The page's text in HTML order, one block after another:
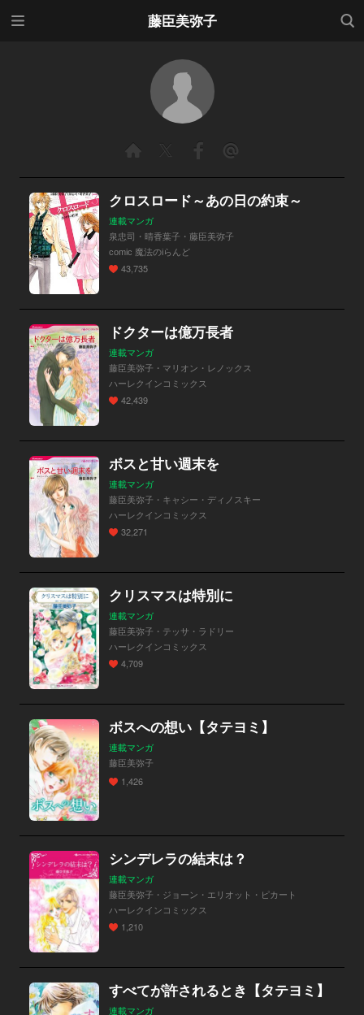
藤臣美弥子
検索
クロスロード～あの日の約束～
連載マンガ
泉忠司・晴香葉子・藤臣美弥子
comic 魔法のiらんど
43,735
ドクターは億万長者
連載マンガ
藤臣美弥子・マリオン・レノックス
ハーレクインコミックス
42,439
ボスと甘い週末を
連載マンガ
藤臣美弥子・キャシー・ディノスキー
ハーレクインコミックス
32,271
クリスマスは特別に
連載マンガ
藤臣美弥子・テッサ・ラドリー
ハーレクインコミックス
4,709
ボスへの想い【タテヨミ】
連載マンガ
藤臣美弥子
1,426
シンデレラの結末は？
連載マンガ
藤臣美弥子・ジョーン・エリオット・ピカート
ハーレクインコミックス
1,210
すべてが許されるとき【タテヨミ】
連載マンガ